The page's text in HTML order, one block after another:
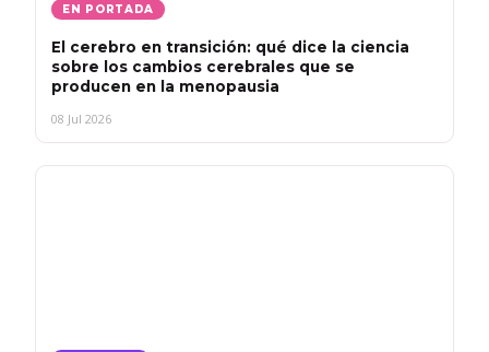
EN PORTADA
El cerebro en transición: qué dice la ciencia
sobre los cambios cerebrales que se
producen en la menopausia
08 Jul 2026